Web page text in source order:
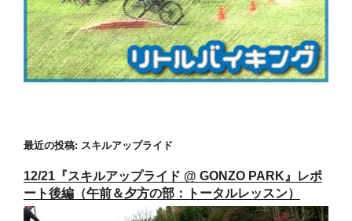
最近の投稿: スキルアップライド
12/21『スキルアップライド @ GONZO PARK』レポ
ート後編（午前＆夕方の部：トータルレッスン）